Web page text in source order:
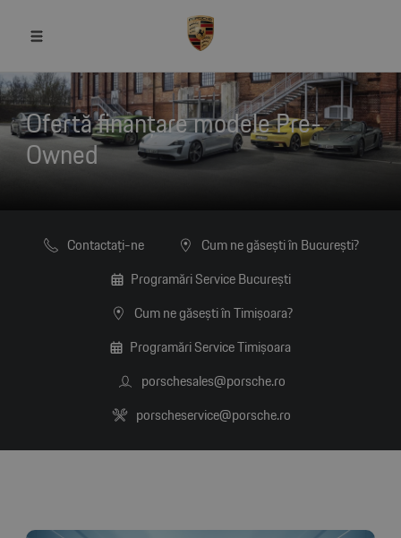
Ofertă finanțare modele Pre-
Owned
Contactaţi-ne
Cum ne găsești în București?
Programări Service București
Cum ne găsești în Timișoara?
Programări Service Timișoara
porschesales@porsche.ro
porscheservice@porsche.ro